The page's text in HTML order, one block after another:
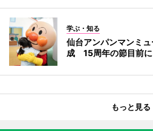
学ぶ・知る
仙台アンパンマンミ
成 15周年の節目前に
もっと見る